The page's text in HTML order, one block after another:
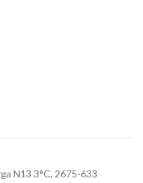
N13 3°C, 2675-633